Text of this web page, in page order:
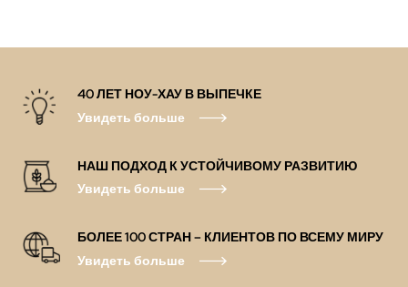
40 ЛЕТ НОУ-ХАУ В ВЫПЕЧКЕ
Увидеть больше
НАШ ПОДХОД К УСТОЙЧИВОМУ РАЗВИТИЮ
Увидеть больше
БОЛЕЕ 100 СТРАН – КЛИЕНТОВ ПО ВСЕМУ МИРУ
Увидеть больше